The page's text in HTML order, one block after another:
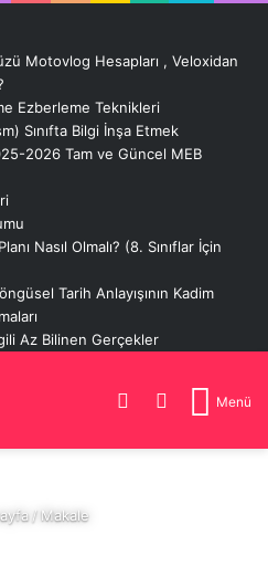
Motovlog Hesapları , Veloxidan
Ezberleme Teknikleri
Sınıfta Bilgi İnşa Etmek
2026 Tam ve Güncel MEB
Nasıl Olmalı? (8. Sınıflar İçin
Tarih Anlayışının Kadim
Az Bilinen Gerçekler
Menü
Arama
Dış
/Makale